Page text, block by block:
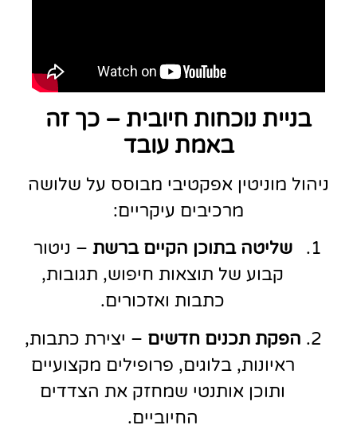
בניית נוכחות חיובית – כך זה
באמת עובד
ניהול מוניטין אפקטיבי מבוסס על שלושה
מרכיבים עיקריים:
שליטה בתוכן הקיים ברשת – ניטור
קבוע של תוצאות חיפוש, תגובות,
כתבות ואזכורים.
הפקת תכנים חדשים – יצירת כתבות,
ראיונות, בלוגים, פרופילים מקצועיים
ותוכן אותנטי שמחזק את הצדדים
החיוביים.